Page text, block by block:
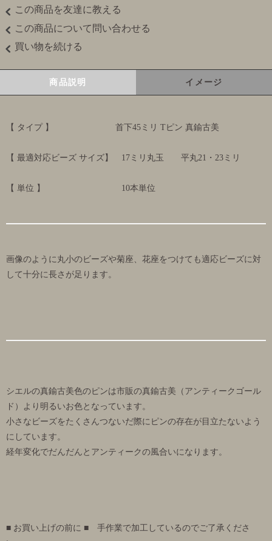
この商品を友達に教える
この商品について問い合わせる
買い物を続ける
商品説明 イメージ
【 タイプ 】 首下45ミリ Tピン 真鍮古美
【 最適対応ビーズ サイズ】 17ミリ丸玉 平丸21・23ミリ
【 単位 】 10本単位
画像のように丸小のビーズや菊座、花座をつけても適応ビーズに対
して十分に長さが足ります。
シエルの真鍮古美色のピンは市販の真鍮古美（アンティークゴール
ド）より明るいお色となっています。
小さなビーズをたくさんつないだ際にピンの存在が目立たないよう
にしています。
経年変化でだんだんとアンティークの風合いになります。
■ お買い上げの前に ■ 手作業で加工しているのでご了承くださ